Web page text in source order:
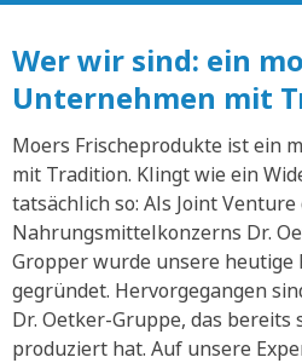
Wer wir sind: ein
Unternehmen mit
Moers Frischeprodukte ist ein
mit Tradition. Klingt wie ein
tatsächlich so: Als Joint Venture
Nahrungsmittelkonzerns Dr.
Gropper wurde unsere heutige
gegründet. Hervorgegangen
Dr. Oetker-Gruppe, das bereits
produziert hat. Auf unsere